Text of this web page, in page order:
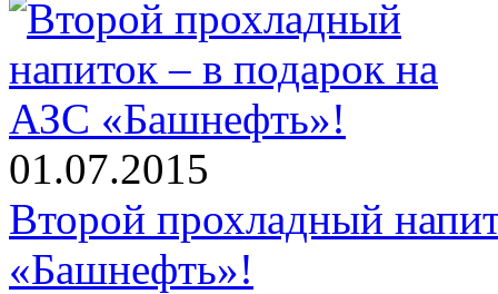
01.07.2015
Второй прохладный
«Башнефть»!